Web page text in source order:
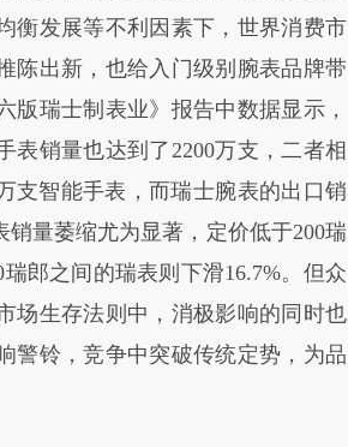
衡发展等不利因素下，世界消费市
陈出新，也给入门级别腕表品牌带
瑞士制表业》报告中数据显示，
表销量也达到了2200万支，二者相
支智能手表，而瑞士腕表的出口销
量萎缩尤为显著，定价低于200瑞
郎之间的瑞表则下滑16.7%。但众
场生存法则中，消极影响的同时也
警铃，竞争中突破传统定势，为品